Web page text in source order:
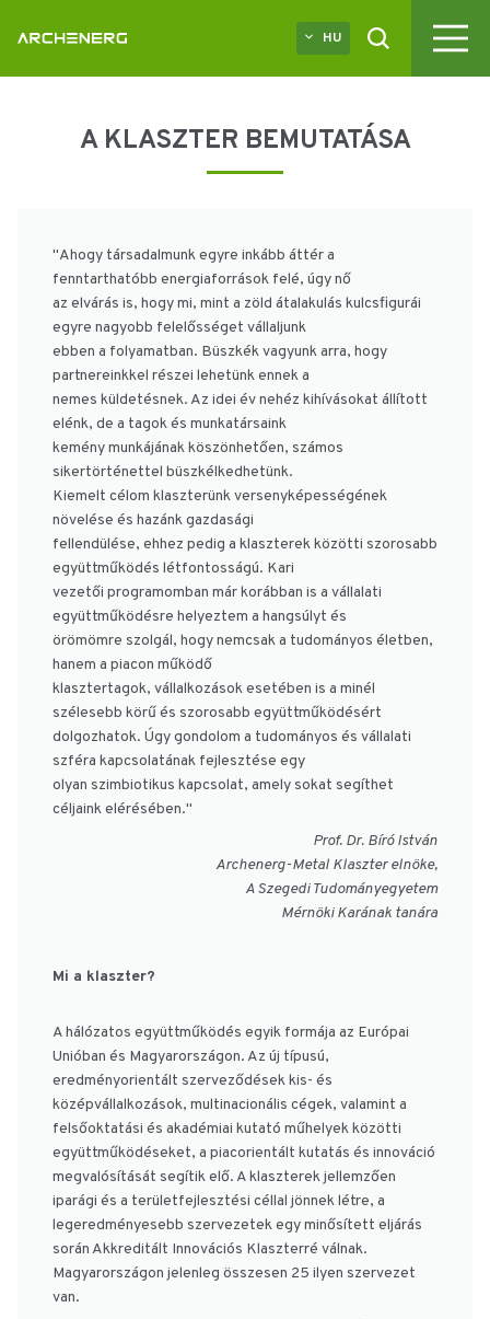
HU
A KLASZTER BEMUTATÁSA
"Ahogy társadalmunk egyre inkább áttér a
fenntarthatóbb energiaforrások felé, úgy nő
az elvárás is, hogy mi, mint a zöld átalakulás kulcsfigurái
egyre nagyobb felelősséget vállaljunk
ebben a folyamatban. Büszkék vagyunk arra, hogy
partnereinkkel részei lehetünk ennek a
nemes küldetésnek. Az idei év nehéz kihívásokat állított
elénk, de a tagok és munkatársaink
kemény munkájának köszönhetően, számos
sikertörténettel büszkélkedhetünk.
Kiemelt célom klaszterünk versenyképességének
növelése és hazánk gazdasági
fellendülése, ehhez pedig a klaszterek közötti szorosabb
együttműködés létfontosságú. Kari
vezetői programomban már korábban is a vállalati
együttműködésre helyeztem a hangsúlyt és
örömömre szolgál, hogy nemcsak a tudományos életben,
hanem a piacon működő
klasztertagok, vállalkozások esetében is a minél
szélesebb körű és szorosabb együttműködésért
dolgozhatok. Úgy gondolom a tudományos és vállalati
szféra kapcsolatának fejlesztése egy
olyan szimbiotikus kapcsolat, amely sokat segíthet
céljaink elérésében."
Prof. Dr. Bíró István
Archenerg-Metal Klaszter elnöke,
A Szegedi Tudományegyetem
Mérnöki Karának tanára
Mi a klaszter?
A hálózatos együttműködés egyik formája az Európai
Unióban és Magyarországon. Az új típusú,
eredményorientált szerveződések kis- és
középvállalkozások, multinacionális cégek, valamint a
felsőoktatási és akadémiai kutató műhelyek közötti
együttműködéseket, a piacorientált kutatás és innováció
megvalósítását segítik elő. A klaszterek jellemzően
iparági és a területfejlesztési céllal jönnek létre, a
legeredményesebb szervezetek egy minősített eljárás
során Akkreditált Innovációs Klaszterré válnak.
Magyarországon jelenleg összesen 25 ilyen szervezet
van.